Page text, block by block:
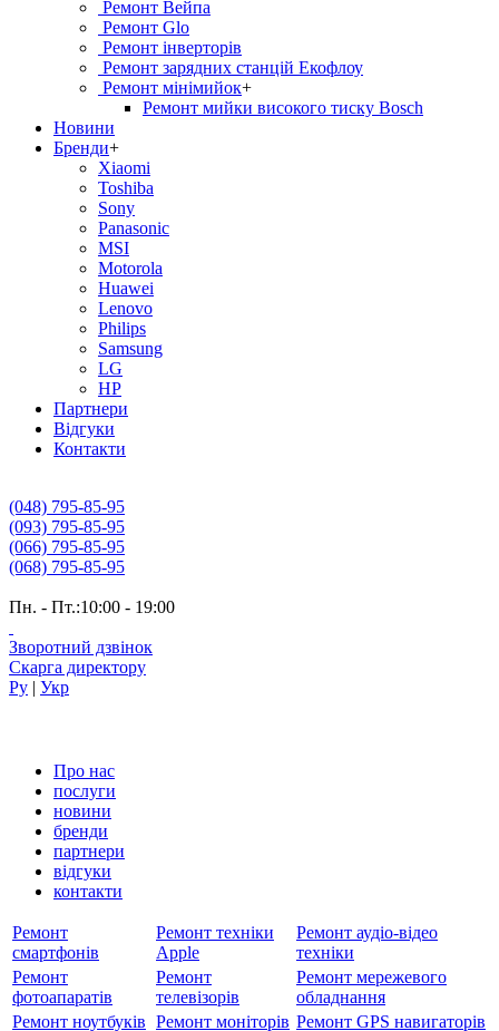
Ремонт Вейпа
Ремонт Glo
Ремонт інверторів
Ремонт зарядних станцій Екофлоу
Ремонт мiнiмийок+
Ремонт мийки високого тиску Bosch
Новини
Бренди+
Xiaomi
Toshiba
Sony
Panasonic
MSI
Motorola
Huawei
Lenovo
Philips
Samsung
LG
HP
Партнери
Вiдгуки
Контакти
(048) 795-85-95
(093) 795-85-95
(066) 795-85-95
(068) 795-85-95
Пн. - Пт.:10:00 - 19:00
Зворотний дзвінок
Скарга директору
Ру | Укр
Про нас
послуги
новини
бренди
партнери
вiдгуки
контакти
Ремонт
смартфонів
Ремонт техніки
Apple
Ремонт аудіо-відео
техніки
Ремонт
фотоапаратів
Ремонт
телевізорів
Ремонт мережевого
обладнання
Ремонт ноутбуків Ремонт моніторів Ремонт GPS навигаторів